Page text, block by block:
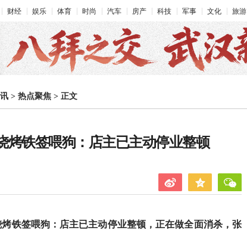
财经 娱乐 体育 时尚 汽车 房产 科技 军事 文化 旅游
> 热点聚焦 > 正文
烤铁签喂狗：店主已主动停业整顿
铁签喂狗：店主已主动停业整顿，正在做全面消杀，张